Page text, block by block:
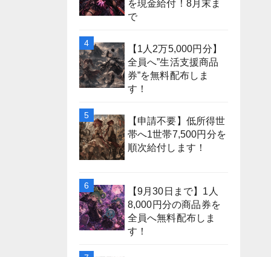
を現金給付！8月末ま
で
【1人2万5,000円分】
全員へ”生活支援商品
券”を無料配布しま
す！
【申請不要】低所得世
帯へ1世帯7,500円分を
順次給付します！
【9月30日まで】1人
8,000円分の商品券を
全員へ無料配布しま
す！